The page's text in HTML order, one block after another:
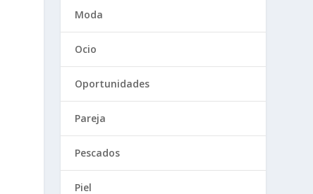
Moda
Ocio
Oportunidades
Pareja
Pescados
Piel